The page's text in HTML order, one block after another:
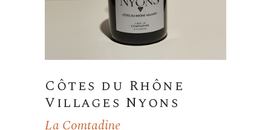
Côtes du Rhône
Villages Nyons
La Comtadine